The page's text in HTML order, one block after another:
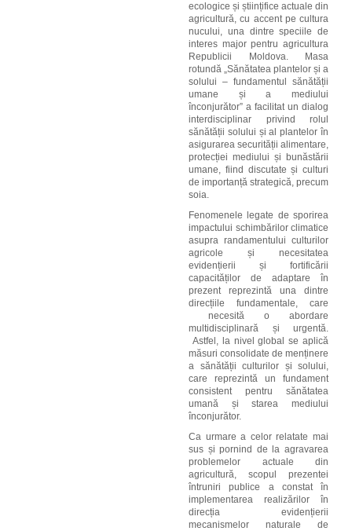
ecologice și științifice actuale din
agricultură, cu accent pe cultura
nucului, una dintre speciile de
interes major pentru agricultura
Republicii Moldova. Masa
rotundă „Sănătatea plantelor și a
solului – fundamentul sănătății
umane și a mediului
înconjurător” a facilitat un dialog
interdisciplinar privind rolul
sănătății solului și al plantelor în
asigurarea securității alimentare,
protecției mediului și bunăstării
umane, fiind discutate și culturi
de importanță strategică, precum
soia.
Fenomenele legate de sporirea
impactului schimbărilor climatice
asupra randamentului culturilor
agricole și necesitatea
evidențierii și fortificării
capacităților de adaptare în
prezent reprezintă una dintre
direcțiile fundamentale, care
necesită o abordare
multidisciplinară și urgentă.
Astfel, la nivel global se aplică
măsuri consolidate de menținere
a sănătății culturilor și solului,
care reprezintă un fundament
consistent pentru sănătatea
umană și starea mediului
înconjurător.
Ca urmare a celor relatate mai
sus și pornind de la agravarea
problemelor actuale din
agricultură, scopul prezentei
întruniri publice a constat în
implementarea realizărilor în
direcția evidențierii
mecanismelor naturale de